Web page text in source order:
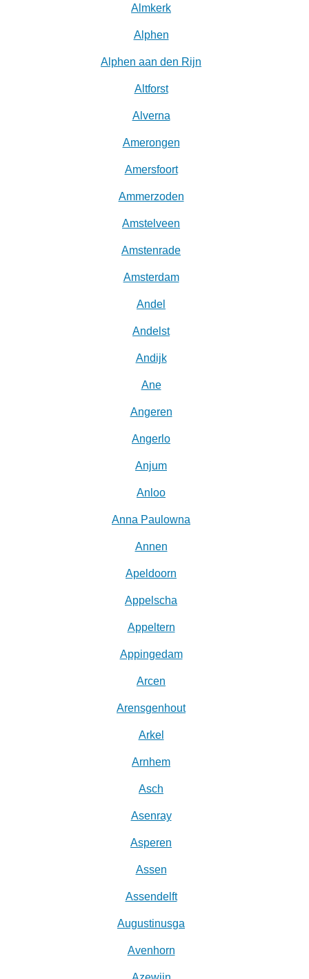
Almkerk
Alphen
Alphen aan den Rijn
Altforst
Alverna
Amerongen
Amersfoort
Ammerzoden
Amstelveen
Amstenrade
Amsterdam
Andel
Andelst
Andijk
Ane
Angeren
Angerlo
Anjum
Anloo
Anna Paulowna
Annen
Apeldoorn
Appelscha
Appeltern
Appingedam
Arcen
Arensgenhout
Arkel
Arnhem
Asch
Asenray
Asperen
Assen
Assendelft
Augustinusga
Avenhorn